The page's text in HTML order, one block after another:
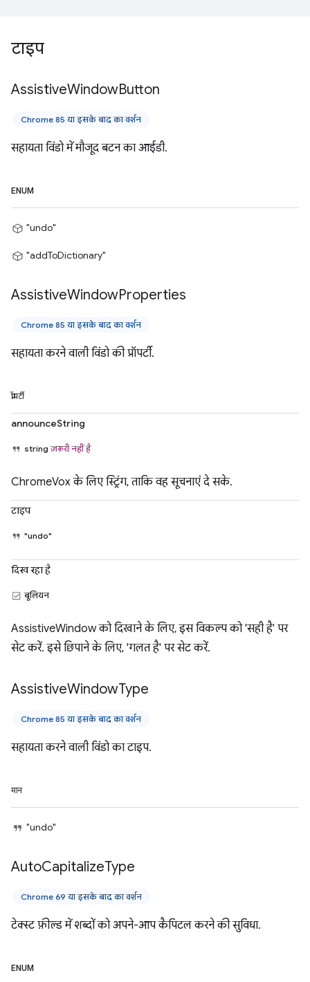
टाइप
AssistiveWindowButton
Chrome 85 या इसके बाद का वर्शन
सहायता विंडो में मौजूद बटन का आईडी.
ENUM
"undo"
"addToDictionary"
AssistiveWindowProperties
Chrome 85 या इसके बाद का वर्शन
सहायता करने वाली विंडो की प्रॉपर्टी.
प्रॉपर्टी
announceString
stringज़रूरी नहीं है
ChromeVox के लिए स्ट्रिंग, ताकि वह सूचनाएं दे सके.
टाइप
"undo"
दिख रहा है
बूलियन
AssistiveWindow को दिखाने के लिए, इस विकल्प को 'सही है' पर
सेट करें. इसे छिपाने के लिए, 'गलत है' पर सेट करें.
AssistiveWindowType
Chrome 85 या इसके बाद का वर्शन
सहायता करने वाली विंडो का टाइप.
मान
"undo"
AutoCapitalizeType
Chrome 69 या इसके बाद का वर्शन
टेक्स्ट फ़ील्ड में शब्दों को अपने-आप कैपिटल करने की सुविधा.
ENUM